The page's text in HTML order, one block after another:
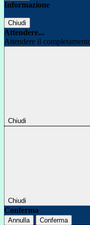
Informazione
Chiudi
Attendere...
Attendere il
Chiudi
Chiudi
Conferma
Annulla Conferma